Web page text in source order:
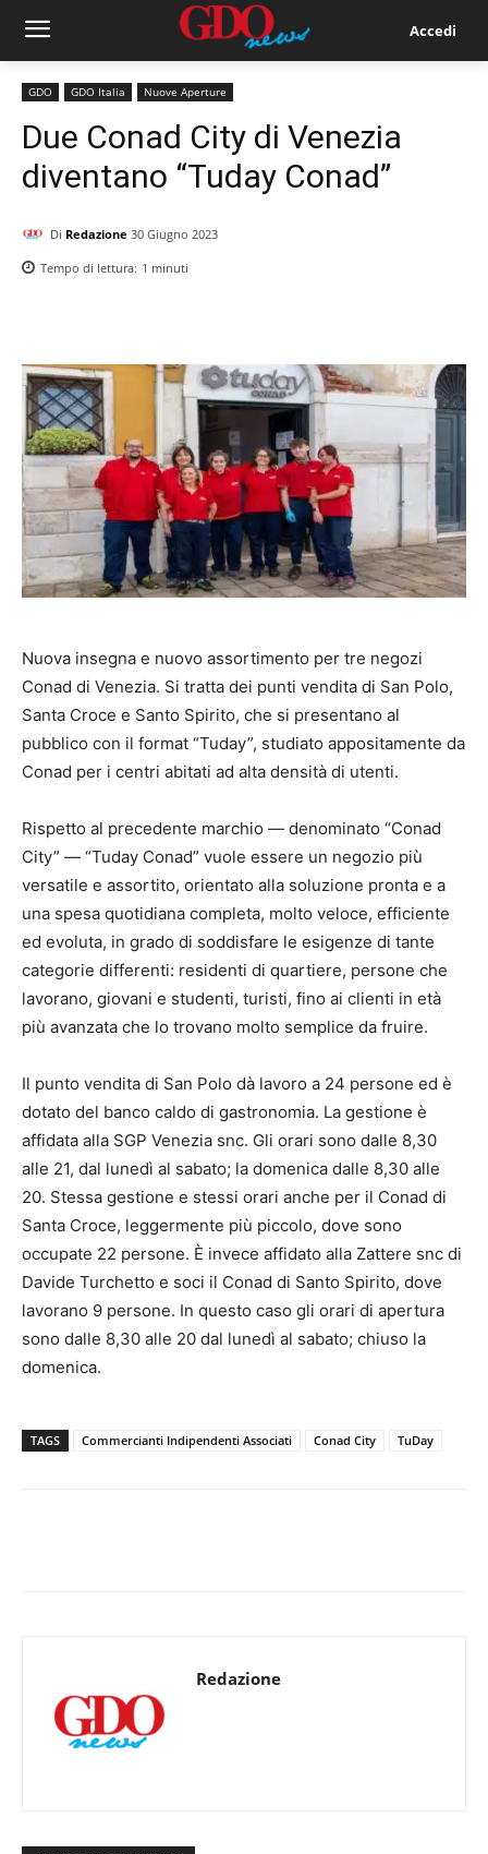
Accedi
GDO GDO Italia Nuove Aperture
Due Conad City di Venezia
diventano “Tuday Conad”
Di Redazione 30 Giugno 2023
Tempo di lettura: 1 minuti
Nuova insegna e nuovo assortimento per tre negozi
Conad di Venezia. Si tratta dei punti vendita di San Polo,
Santa Croce e Santo Spirito, che si presentano al
pubblico con il format “Tuday”, studiato appositamente da
Conad per i centri abitati ad alta densità di utenti.
Rispetto al precedente marchio — denominato “Conad
City” — “Tuday Conad” vuole essere un negozio più
versatile e assortito, orientato alla soluzione pronta e a
una spesa quotidiana completa, molto veloce, efficiente
ed evoluta, in grado di soddisfare le esigenze di tante
categorie differenti: residenti di quartiere, persone che
lavorano, giovani e studenti, turisti, fino ai clienti in età
più avanzata che lo trovano molto semplice da fruire.
Il punto vendita di San Polo dà lavoro a 24 persone ed è
dotato del banco caldo di gastronomia. La gestione è
affidata alla SGP Venezia snc. Gli orari sono dalle 8,30
alle 21, dal lunedì al sabato; la domenica dalle 8,30 alle
20. Stessa gestione e stessi orari anche per il Conad di
Santa Croce, leggermente più piccolo, dove sono
occupate 22 persone. È invece affidato alla Zattere snc di
Davide Turchetto e soci il Conad di Santo Spirito, dove
lavorano 9 persone. In questo caso gli orari di apertura
sono dalle 8,30 alle 20 dal lunedì al sabato; chiuso la
domenica.
TAGS Commercianti Indipendenti Associati Conad City TuDay
Redazione